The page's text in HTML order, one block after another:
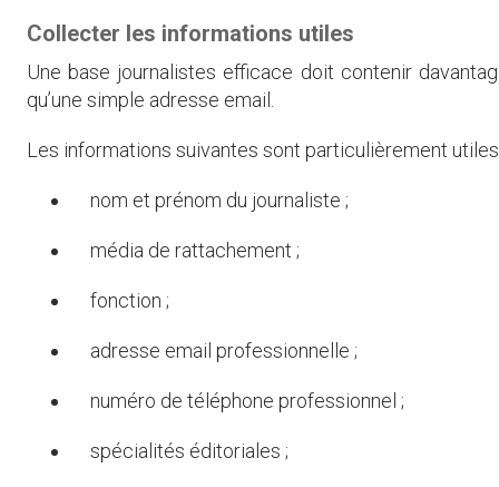
Collecter les informations utiles
Une base journalistes efficace doit contenir
qu’une simple adresse email.
Les informations suivantes sont particulièrement
nom et prénom du journaliste ;
média de rattachement ;
fonction ;
adresse email professionnelle ;
numéro de téléphone professionnel ;
spécialités éditoriales ;